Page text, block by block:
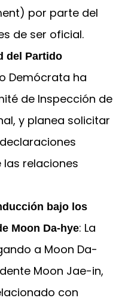
por parte del
de ser oficial.
del Partido
Demócrata ha
de Inspección de
y planea solicitar
relaciones
bajo los
Moon Da-hye: La
a Moon Da-
Moon Jae-in,
con